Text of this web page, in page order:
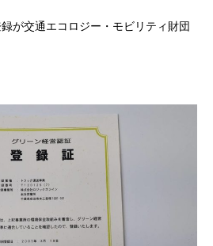
が交通エコロジー・モビリティ財団